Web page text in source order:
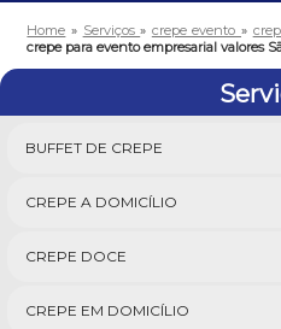
Home » Serviços» crepe evento»
crepe para evento empresarial valores
BUFFET DE CREPE
CREPE A DOMICÍLIO
CREPE DOCE
CREPE EM DOMICÍLIO